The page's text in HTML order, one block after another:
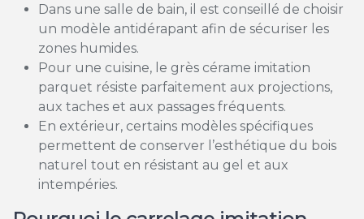
Dans une salle de bain, il est conseillé de choisir
un modèle antidérapant afin de sécuriser les
zones humides.
Pour une cuisine, le grès cérame imitation
parquet résiste parfaitement aux projections,
aux taches et aux passages fréquents.
En extérieur, certains modèles spécifiques
permettent de conserver l’esthétique du bois
naturel tout en résistant au gel et aux
intempéries.